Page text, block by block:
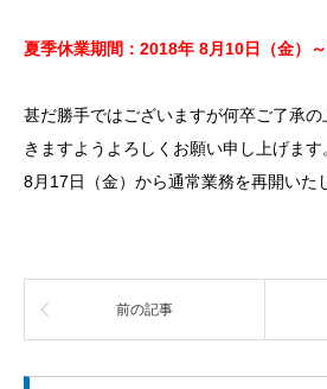
夏季休業期間：2018年 8月10日（金）
甚だ勝手ではございますが何卒ご了承
きますようよろしくお願い申し上げます
8月17日（金）から通常業務を再開いた
前の記事